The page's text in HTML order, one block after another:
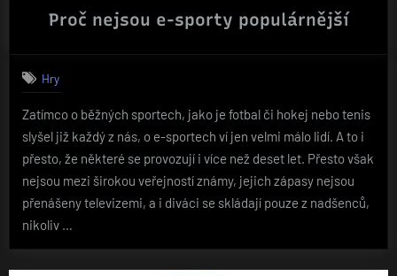
Proč nejsou e-sporty populárnější
Hry
Zatímco o běžných sportech, jako je fotbal či hokej nebo tenis
slyšel již každý z nás, o e-sportech ví jen velmi málo lidí. A to i
přesto, že některé se provozují i více než deset let. Přesto však
nejsou mezi širokou veřejností známy, jejich zápasy nejsou
přenášeny televizemi, a i diváci se skládají pouze z nadšenců,
nikoliv …